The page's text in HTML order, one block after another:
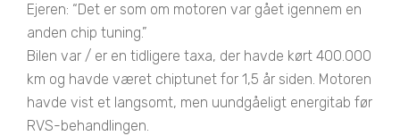
Ejeren: “Det er som om motoren var gået igennem en
anden chip tuning.”
Bilen var / er en tidligere taxa, der havde kørt 400.000
km og havde været chiptunet for 1,5 år siden. Motoren
havde vist et langsomt, men uundgåeligt energitab før
RVS-behandlingen.